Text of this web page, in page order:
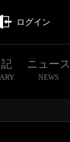
ログイン
ニュース
NEWS